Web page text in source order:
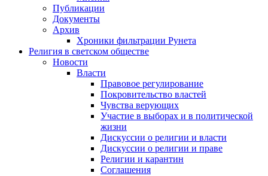
Публикации
Документы
Архив
Хроники фильтрации Рунета
Религия в светском обществе
Новости
Власти
Правовое регулирование
Покровительство властей
Чувства верующих
Участие в выборах и в политической
жизни
Дискуссии о религии и власти
Дискуссии о религии и праве
Религии и карантин
Соглашения